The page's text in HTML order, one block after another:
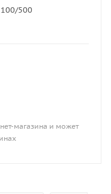
500
магазина и может